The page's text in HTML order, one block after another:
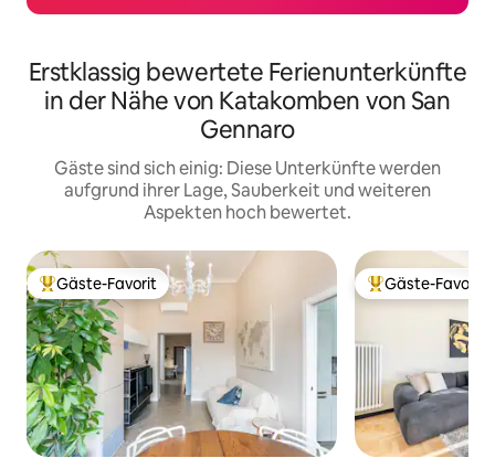
Erstklassig bewertete Ferienunterkünfte
in der Nähe von Katakomben von San
Gennaro
Gäste sind sich einig: Diese Unterkünfte werden
aufgrund ihrer Lage, Sauberkeit und weiteren
Aspekten hoch bewertet.
Beliebter Gäste-Favorit.
Gäste-Favorit Beliebter Gäste-
Gäste-Favorit